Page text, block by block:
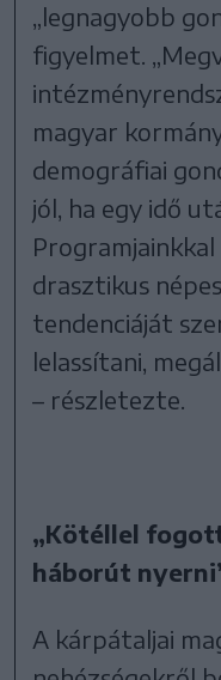
„legnagyobb
figyelmet.
magyar
demográfiai
jól, ha egy idő
drasztikus
tendenciáját
lelassítani,
– részletezte.
„Kötéllel
háborút
A kárpátaljai